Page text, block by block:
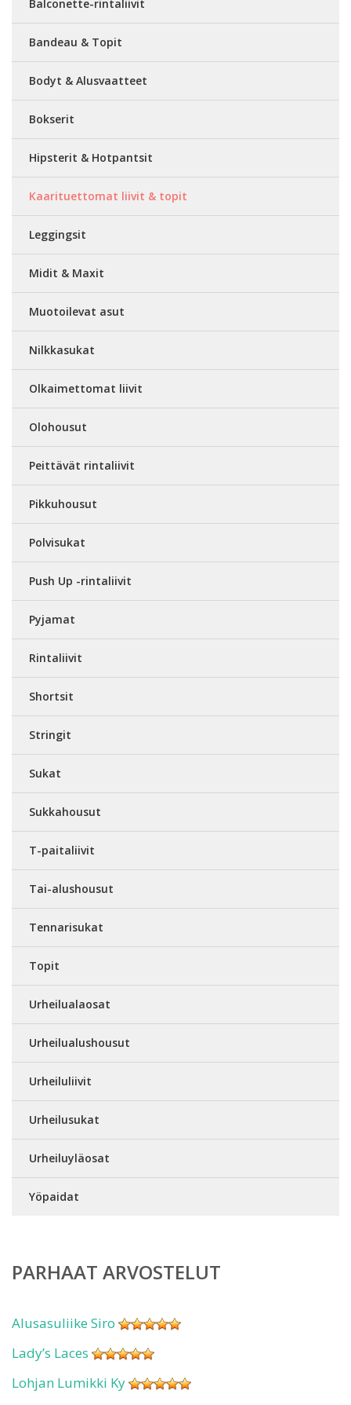
Balconette-rintaliivit
Bandeau & Topit
Bodyt & Alusvaatteet
Bokserit
Hipsterit & Hotpantsit
Kaarituettomat liivit & topit
Leggingsit
Midit & Maxit
Muotoilevat asut
Nilkkasukat
Olkaimettomat liivit
Olohousut
Peittävät rintaliivit
Pikkuhousut
Polvisukat
Push Up -rintaliivit
Pyjamat
Rintaliivit
Shortsit
Stringit
Sukat
Sukkahousut
T-paitaliivit
Tai-alushousut
Tennarisukat
Topit
Urheilualaosat
Urheilualushousut
Urheiluliivit
Urheilusukat
Urheiluyläosat
Yöpaidat
PARHAAT ARVOSTELUT
Alusasuliike Siro
Lady’s Laces
Lohjan Lumikki Ky